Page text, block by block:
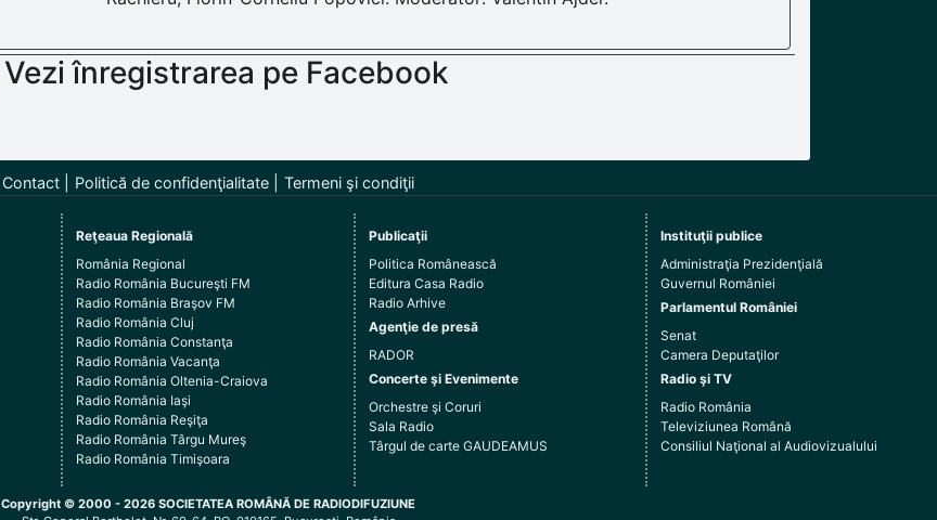
Vezi înregistrarea pe Facebook
Contact Politică de confidenţialitate Termeni şi condiţii
Reţeaua Regională
România Regional
Radio România Bucureşti FM
Radio România Braşov FM
Radio România Cluj
Radio România Constanţa
Radio România Vacanţa
Radio România Oltenia-Craiova
Radio România Iaşi
Radio România Reşiţa
Radio România Târgu Mureş
Radio România Timişoara
Publicaţii
Politica Românească
Editura Casa Radio
Radio Arhive
Agenţie de presă
RADOR
Concerte şi Evenimente
Orchestre şi Coruri
Sala Radio
Târgul de carte GAUDEAMUS
Instituţii publice
Administraţia Prezidenţială
Guvernul României
Parlamentul României
Senat
Camera Deputaţilor
Radio şi TV
Radio România
Televiziunea Română
Consiliul Naţional al Audiovizualului
Copyright © 2000 - 2026 SOCIETATEA ROMÂNĂ DE RADIODIFUZIUNE